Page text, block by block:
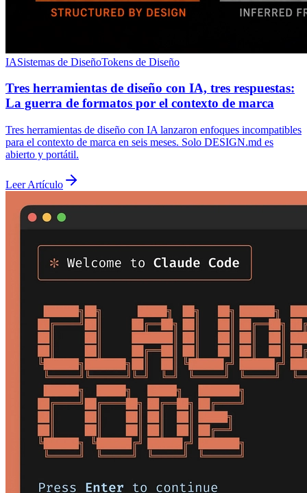
IASistemas de DiseñoTokens de Diseño
Tres herramientas de diseño con IA, tres respuestas:
La guerra de formatos por el contexto de marca
Tres herramientas de diseño con IA lanzaron enfoques incompatibles
para el contexto de marca en seis meses. Solo DESIGN.md es
abierto y portátil.
Leer Artículo